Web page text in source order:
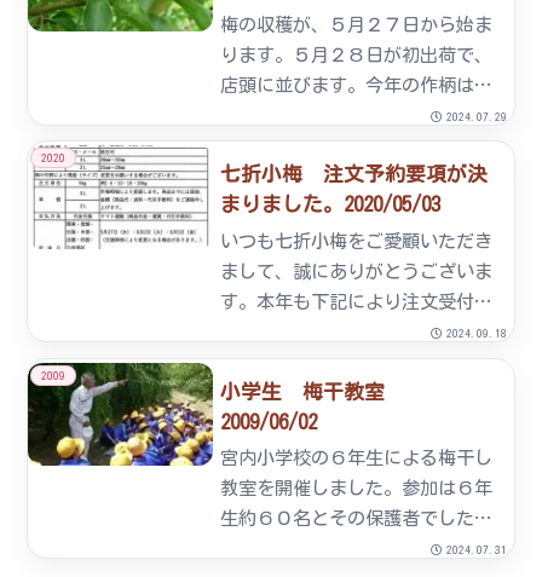
お詫びを伝えました。
梅の収穫が、５月２７日から始ま
ります。５月２８日が初出荷で、
店頭に並びます。今年の作柄は平
年作の５０％程度で、約６０トン
の収穫を予定しています。ななお
れ梅組合では、今年も産地直販を
行います。【期 間】 ５月３０
日（土）～６月７日（日）まで
【...
2024.07.29
2020
七折小梅 注文予約要項が決
まりました。2020/05/03
いつも七折小梅をご愛顧いただき
まして、誠にありがとうございま
す。本年も下記により注文受付い
たします。しかしながら、本年産
の七折小梅は例年より不作の見通
しです。早めの御注文をお願いし
ます。注文書の様式です。
umetyuumonnsyo-hon...
2024.09.18
2009
小学生 梅干教室
2009/06/02
宮内小学校の６年生による梅干し
教室を開催しました。参加は６年
生約６０名とその保護者でした。
報道関係や愛媛県の方々の見守る
2024.07.31